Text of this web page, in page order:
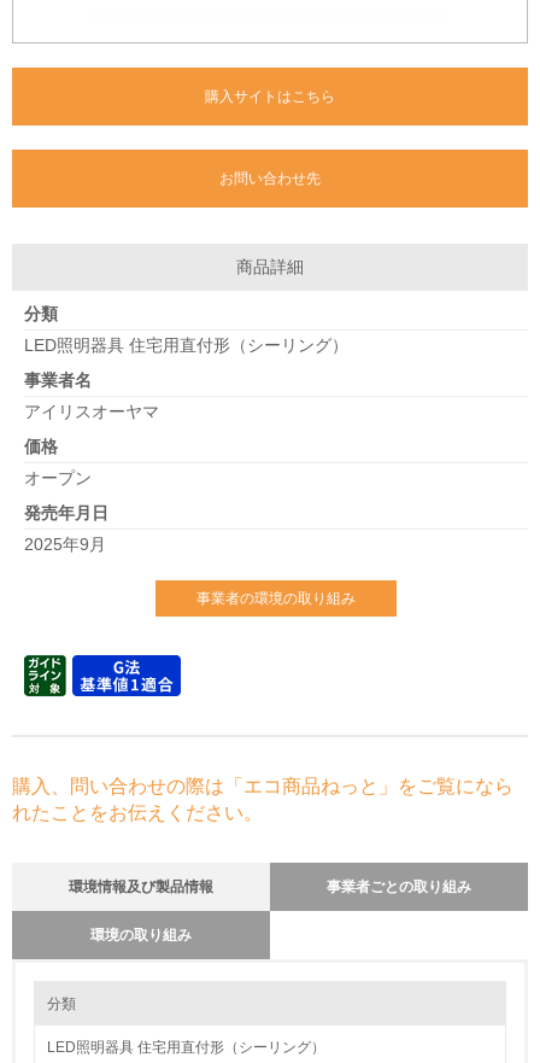
購入サイトはこちら
お問い合わせ先
商品詳細
分類
LED照明器具 住宅用直付形（シーリング）
事業者名
アイリスオーヤマ
価格
オープン
発売年月日
2025年9月
事業者の環境の取り組み
購入、問い合わせの際は「エコ商品ねっと」をご覧になら
れたことをお伝えください。
環境情報及び製品情報 事業者ごとの取り組み
環境の取り組み
1.環境取り組み体制
分類
LED照明器具 住宅用直付形（シーリング）